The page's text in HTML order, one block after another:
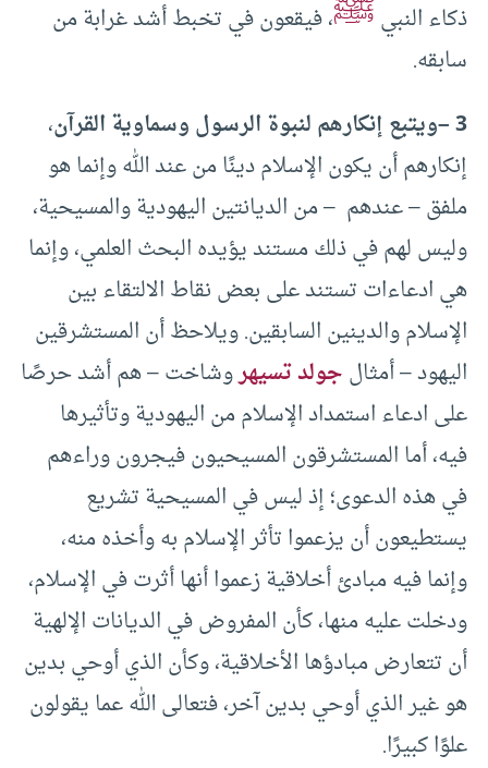
ذكاء النبيﷺ، فيقعون في تخبط أشد غرابة من
سابقه.
3 – ويتبع إنكارهم لنبوة الرسول وسماوية القرآن،
إنكارهم أن يكون الإسلام دينًا من عند الله وإنما هو
ملفق – عندهم – من الديانتين اليهودية والمسيحية،
وليس لهم في ذلك مستند يؤيده البحث العلمي، وإنما
هي ادعاءات تستند على بعض نقاط الالتقاء بين
الإسلام والدينين السابقين. ويلاحظ أن المستشرقين
اليهود – أمثالجولد تسيهروشاخت – هم أشد حرصًا
على ادعاء استمداد الإسلام من اليهودية وتأثيرها
فيه، أما المستشرقون المسيحيون فيجرون وراءهم
في هذه الدعوى؛ إذ ليس في المسيحية تشريع
يستطيعون أن يزعموا تأثر الإسلام به وأخذه منه،
وإنما فيه مبادئ أخلاقية زعموا أنها أثرت في الإسلام،
ودخلت عليه منها، كأن المفروض في الديانات الإلهية
أن تتعارض مبادؤها الأخلاقية، وكأن الذي أوحي بدين
هو غير الذي أوحي بدين آخر، فتعالى الله عما يقولون
علوًا كبيرًا.